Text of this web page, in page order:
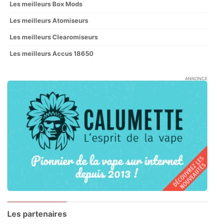
Les meilleurs Box Mods
Les meilleurs Atomiseurs
Les meilleurs Clearomiseurs
Les meilleurs Accus 18650
ANNONCE
Les partenaires